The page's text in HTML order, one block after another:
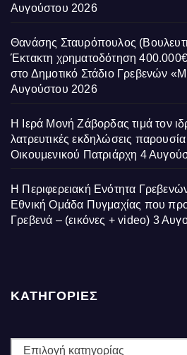
Αυγούστου 2026
Θανάσης Σταυρόπουλος
Έκτακτη χρηματοδότηση 400.000€
στο Δημοτικό Στάδιο Γρεβενών
Αυγούστου 2026
Η Ιερά Μονή Ζάβορδας τιμά τον
λατρευτικές εκδηλώσεις
Οικουμενικού Πατριάρχη 4
Η Περιφερειακή Ενότητα
Εθνική Ομάδα Πυγμαχίας που
Γρεβενά – (εικόνες + video) 3
ΚΑΤΗΓΟΡΙΕΣ
ΚΑΤΗΓΟΡΙΕΣ